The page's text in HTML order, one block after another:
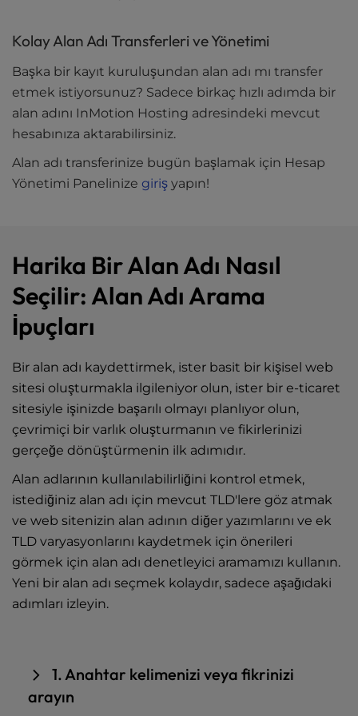
Kolay Alan Adı Transferleri ve Yönetimi
Başka bir kayıt kuruluşundan alan adı mı transfer
etmek istiyorsunuz? Sadece birkaç hızlı adımda bir
alan adını InMotion Hosting adresindeki mevcut
hesabınıza aktarabilirsiniz.
Alan adı transferinize bugün başlamak için Hesap
Yönetimi Panelinize giriş yapın!
Harika Bir Alan Adı Nasıl
Seçilir: Alan Adı Arama
İpuçları
Bir alan adı kaydettirmek, ister basit bir kişisel web
sitesi oluşturmakla ilgileniyor olun, ister bir e-ticaret
sitesiyle işinizde başarılı olmayı planlıyor olun,
çevrimiçi bir varlık oluşturmanın ve fikirlerinizi
gerçeğe dönüştürmenin ilk adımıdır.
Alan adlarının kullanılabilirliğini kontrol etmek,
istediğiniz alan adı için mevcut TLD'lere göz atmak
ve web sitenizin alan adının diğer yazımlarını ve ek
TLD varyasyonlarını kaydetmek için önerileri
görmek için alan adı denetleyici aramamızı kullanın.
Yeni bir alan adı seçmek kolaydır, sadece aşağıdaki
adımları izleyin.
1. Anahtar kelimenizi veya fikrinizi
arayın